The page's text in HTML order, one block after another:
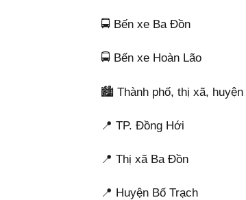
🚍 Bến xe Ba Đồn
🚍 Bến xe Hoàn Lão
🏙️ Thành phố, thị xã, huyện
📍 TP. Đồng Hới
📍 Thị xã Ba Đồn
📍 Huyện Bố Trạch